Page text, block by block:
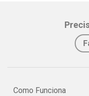
Como Funciona